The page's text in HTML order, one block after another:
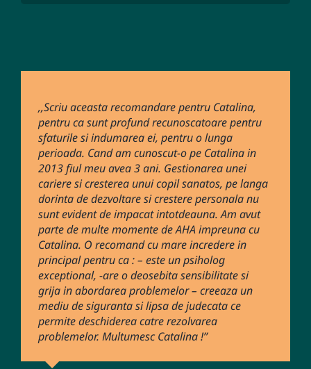
,,Scriu aceasta recomandare pentru Catalina,
pentru ca sunt profund recunoscatoare pentru
sfaturile si indumarea ei, pentru o lunga
perioada. Cand am cunoscut-o pe Catalina in
2013 fiul meu avea 3 ani. Gestionarea unei
cariere si cresterea unui copil sanatos, pe langa
dorinta de dezvoltare si crestere personala nu
sunt evident de impacat intotdeauna. Am avut
parte de multe momente de AHA impreuna cu
Catalina. O recomand cu mare incredere in
principal pentru ca : – este un psiholog
exceptional, -are o deosebita sensibilitate si
grija in abordarea problemelor – creeaza un
mediu de siguranta si lipsa de judecata ce
permite deschiderea catre rezolvarea
problemelor. Multumesc Catalina !’’
,,Am foarte multa recunostinta pentru Catalina
pentru abordarea din timpul sedintelor noastre
de terapie individuala si de cuplu. Eperienta in
lucru cu ea a fost cu adevarat pozitiva si m-a
ajutat sa fac progrese semnificative in procesul
meu de vindecare si dezvoltare personala.
Comunicarea este excelenta, abilitatea de a
asculta cu atentie si de a pune intrebari
relevante mi-a permis sa imi clarific gandurile si
sa explorez mai adanc in aspectele care ma
preocupa. Modul in care a reusit sa ghideze
conversatiile ne-a ajutat sa dezvoltam
persoective noi si sa identificam solutii pentru
situatii dificile. Multumim pentru contributia ta
la evolutia cuplului si pentru dezvoltarea mea
personala!’’
Mădălina
,,Catalina este o persoană a cărei seriozitate
este întrecută doar de grija cu care-şi conduce
proiectele si de meticulozitatea pe care o arata
lucrurilor pe care le are de facut. Este un
profesionista pe care o recomand cu toata
increderea.’’
Ciprian
,,Recomand cu caldura Clubul Smart si pe
Catalina . Este deschisa, vede potentialul
adultului si al copilului si asculta activ parerile
acestora. Intelege ca o persoana este mai mult
decat o combinatie de simptome. Catalina este
un aliat al parintelui prin rolul ei de a ghida si
de a ajuta adultul oferindu-i mijloacele pentru a
se intelege si pentru a-si intelege copilul, Pentru
familia mea ea a fost de mare ajutor.’’
Mihaela S